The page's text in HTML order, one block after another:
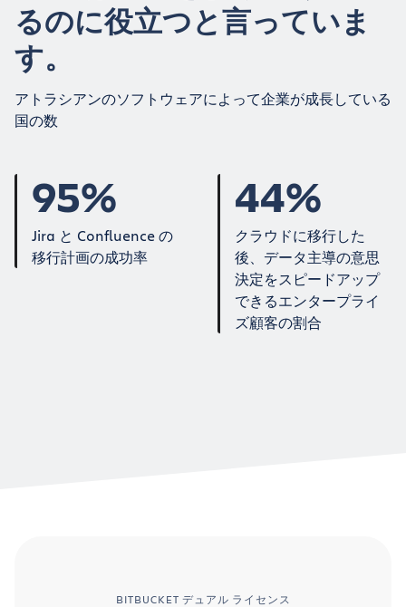
るのに役立つと言っていま
す。
アトラシアンのソフトウェアによって企業が成長している
国の数
95%
Jira と Confluence の
移行計画の成功率
44%
クラウドに移行した
後、データ主導の意思
決定をスピードアップ
できるエンタープライ
ズ顧客の割合
BITBUCKET デュアル ライセンス